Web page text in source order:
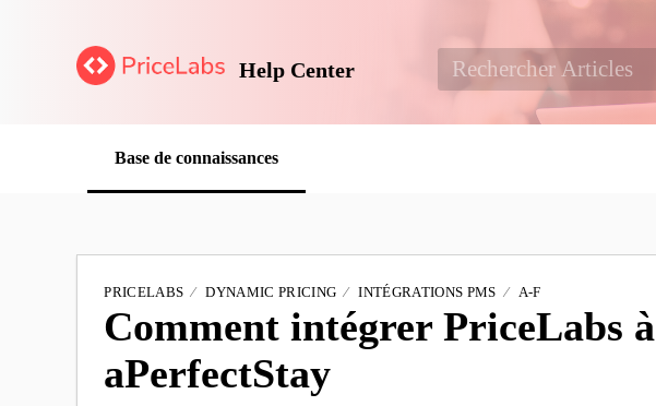
Help Center
Base de connaissances
PRICELABS DYNAMIC PRICING INTÉGRATIONS PMS A-F
Comment intégrer PriceLabs à
aPerfectStay